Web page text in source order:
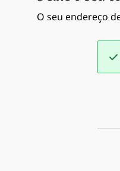
O seu endereço